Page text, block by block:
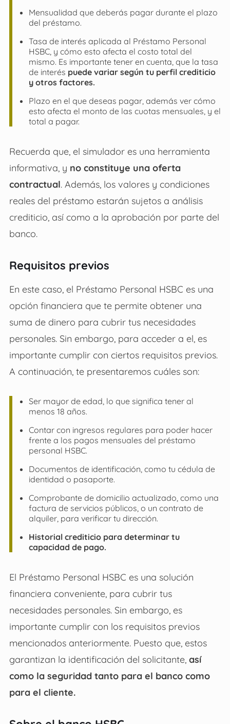
Mensualidad que deberás pagar durante el plazo
del préstamo.
Tasa de interés aplicada al Préstamo Personal
HSBC, y cómo esto afecta el costo total del
mismo. Es importante tener en cuenta, que la tasa
de interés puede variar según tu perfil crediticio
y otros factores.
Plazo en el que deseas pagar, además ver cómo
esto afecta el monto de las cuotas mensuales, y el
total a pagar.
Recuerda que, el simulador es una herramienta
informativa, y no constituye una oferta
contractual. Además, los valores y condiciones
reales del préstamo estarán sujetos a análisis
crediticio, así como a la aprobación por parte del
banco.
Requisitos previos
En este caso, el Préstamo Personal HSBC es una
opción financiera que te permite obtener una
suma de dinero para cubrir tus necesidades
personales. Sin embargo, para acceder a el, es
importante cumplir con ciertos requisitos previos.
A continuación, te presentaremos cuáles son:
Ser mayor de edad, lo que significa tener al
menos 18 años.
Contar con ingresos regulares para poder hacer
frente a los pagos mensuales del préstamo
personal HSBC.
Documentos de identificación, como tu cédula de
identidad o pasaporte.
Comprobante de domicilio actualizado, como una
factura de servicios públicos, o un contrato de
alquiler, para verificar tu dirección.
Historial crediticio para determinar tu
capacidad de pago.
El Préstamo Personal HSBC es una solución
financiera conveniente, para cubrir tus
necesidades personales. Sin embargo, es
importante cumplir con los requisitos previos
mencionados anteriormente. Puesto que, estos
garantizan la identificación del solicitante, así
como la seguridad tanto para el banco como
para el cliente.